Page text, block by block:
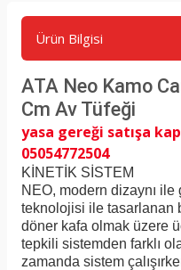
Ürün Bilgisi
ATA Neo Kamo
Cm Av Tüfeği
yasa gereği satışa
05054772504
KİNETİK SİSTEM
NEO, modern dizaynı
teknolojisi ile tasarlanan
döner kafa olmak üzere
tepkili sistemden farklı
zamanda sistem